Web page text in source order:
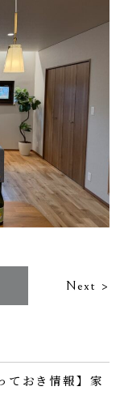
Next >
ておき情報】家